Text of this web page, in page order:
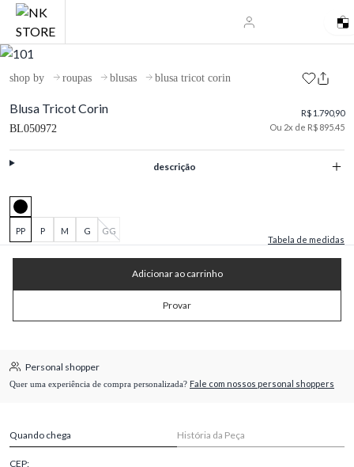
shop by roupas blusas blusa tricot corin
Blusa Tricot Corin
BL050972
R$ 1.790,90
Ou 2x de R$ 895.45
descrição
PP P M G
GG
Tabela de medidas
Adicionar ao carrinho
Provar
Personal shopper
Quer uma experiência de compra personalizada? Fale com nossos personal shoppers
Quando chega História da Peça
CEP: